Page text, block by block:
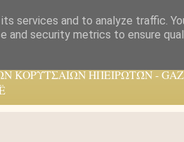
ΗΠΕΙΡΩΤΏΝ -
services and to analyze traffic.
and security metrics to ensure